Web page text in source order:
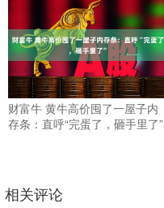
财富牛 黄牛高价囤了一屋子内
存条：直呼“完蛋了，砸手里了”
相关评论